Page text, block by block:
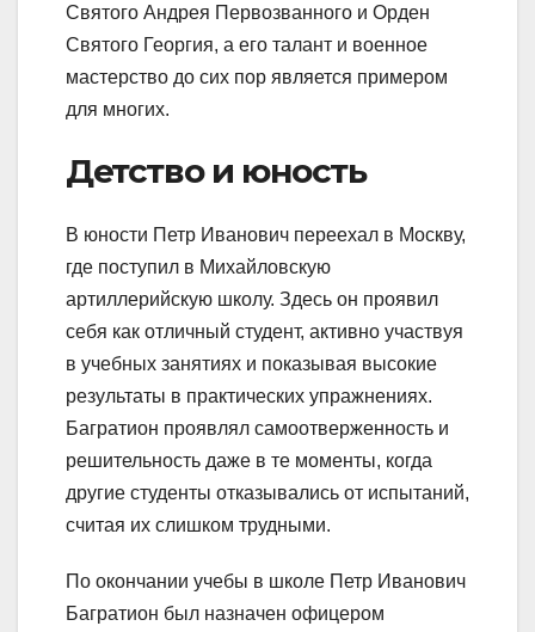
Святого Андрея Первозванного и Орден
Святого Георгия, а его талант и военное
мастерство до сих пор является примером
для многих.
Детство и юность
В юности Петр Иванович переехал в Москву,
где поступил в Михайловскую
артиллерийскую школу. Здесь он проявил
себя как отличный студент, активно участвуя
в учебных занятиях и показывая высокие
результаты в практических упражнениях.
Багратион проявлял самоотверженность и
решительность даже в те моменты, когда
другие студенты отказывались от испытаний,
считая их слишком трудными.
По окончании учебы в школе Петр Иванович
Багратион был назначен офицером